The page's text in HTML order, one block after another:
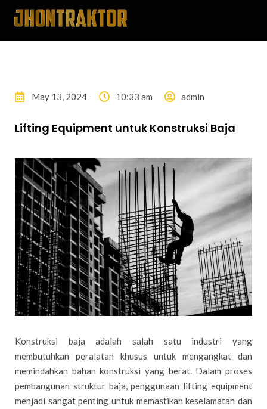
May 13, 2024 10:33 am admin
Lifting Equipment untuk Konstruksi Baja
Konstruksi baja adalah salah satu industri yang
membutuhkan peralatan khusus untuk mengangkat dan
memindahkan bahan konstruksi yang berat. Dalam proses
pembangunan struktur baja, penggunaan lifting equipment
menjadi sangat penting untuk memastikan keselamatan dan